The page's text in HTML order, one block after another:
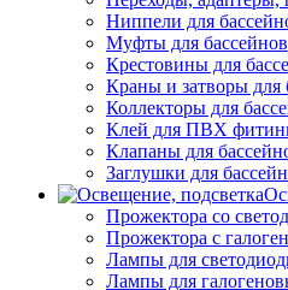
Ниппели для
Муфты для бассейнов
Крестовины для
Краны и затворы для
Коллекторы для
Клей для ПВХ
Клапаны для
Заглушки для
Прожектора со
Прожектора с
Лампы для
Лампы для